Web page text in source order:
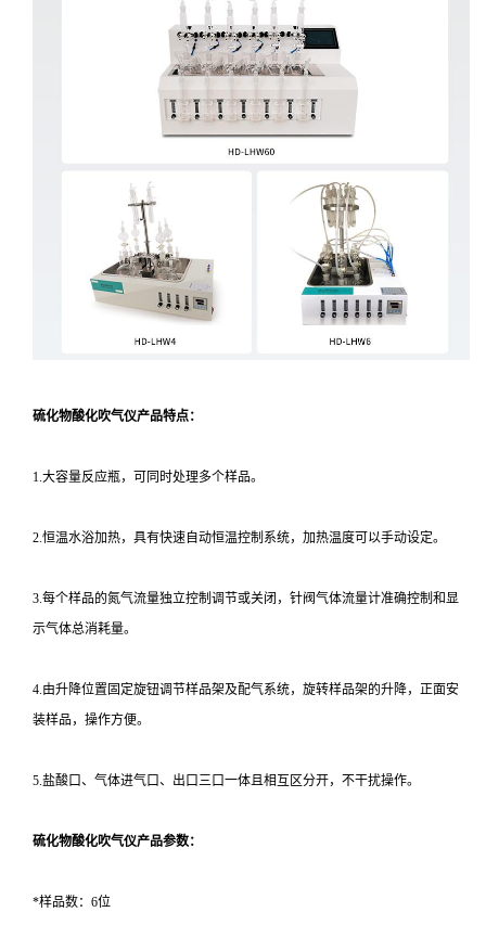
硫化物酸化吹气仪产品特点：
1.大容量反应瓶，可同时处理多个样品。
2.恒温水浴加热，具有快速自动恒温控制系统，加热温度可以手动设定。
3.每个样品的氮气流量独立控制调节或关闭，针阀气体流量计准确控制和显
示气体总消耗量。
4.由升降位置固定旋钮调节样品架及配气系统，旋转样品架的升降，正面安
装样品，操作方便。
5.盐酸口、气体进气口、出口三口一体且相互区分开，不干扰操作。
硫化物酸化吹气仪产品参数：
*样品数：6位